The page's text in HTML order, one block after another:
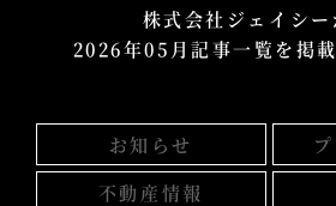
株式会社ジェイシー
2026年05月記事一覧を掲載
お知らせ
不動産情報